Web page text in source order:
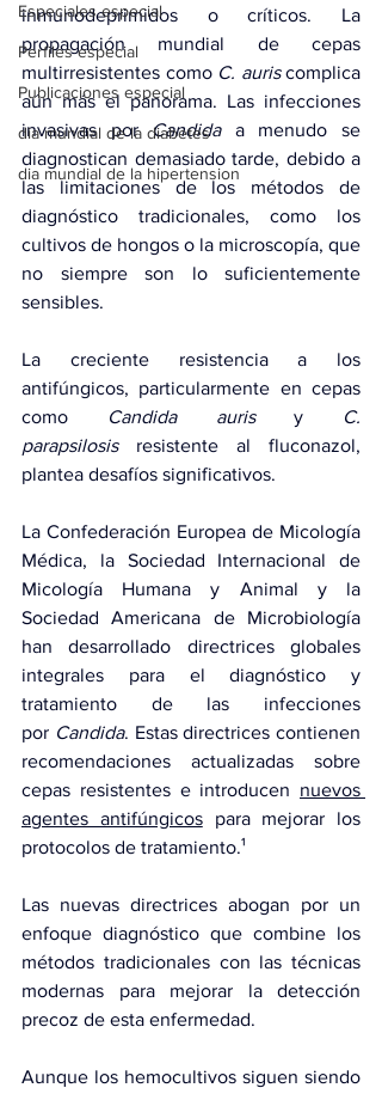
Especiales especial
Perfiles especial
Publicaciones especial
dia mundial de la diabetes
dia mundial de la hipertension
inmunodeprimidos o críticos. La
propagación mundial de cepas
multirresistentes como C. auris complica
aún más el panorama. Las infecciones
invasivas por Candida a menudo se
diagnostican demasiado tarde, debido a
las limitaciones de los métodos de
diagnóstico tradicionales, como los
cultivos de hongos o la microscopía, que
no siempre son lo suficientemente
sensibles.
La creciente resistencia a los
antifúngicos, particularmente en cepas
como
Candida auris y
C.
parapsilosis resistente al fluconazol,
plantea desafíos significativos.
La Confederación Europea de Micología
Médica, la Sociedad Internacional de
Micología Humana y Animal y la
Sociedad Americana de Microbiología
han desarrollado directrices globales
integrales para el diagnóstico y
tratamiento de las infecciones
por Candida. Estas directrices contienen
recomendaciones actualizadas sobre
cepas resistentes e introducen nuevos
agentes antifúngicos para mejorar los
protocolos de tratamiento.¹
Las nuevas directrices abogan por un
enfoque diagnóstico que combine los
métodos tradicionales con las técnicas
modernas para mejorar la detección
precoz de esta enfermedad.
Aunque los hemocultivos siguen siendo